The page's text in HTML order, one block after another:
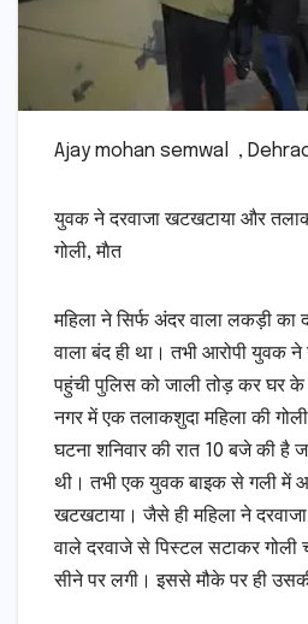
Ajay mohan semwal ,
युवक ने दरवाजा खटखटाया और
गोली, माैत
महिला ने सिर्फ अंदर वाला लकड़ी का
वाला बंद ही था। तभी आरोपी युवक
पहुंची पुलिस को जाली तोड़ कर घर के
नगर में एक तलाकशुदा महिला की
घटना शनिवार की रात 10 बजे की है
थी। तभी एक युवक बाइक से गली में
खटखटाया। जैसे ही महिला ने
वाले दरवाजे से पिस्टल सटाकर गोली
सीने पर लगी। इससे मौके पर ही